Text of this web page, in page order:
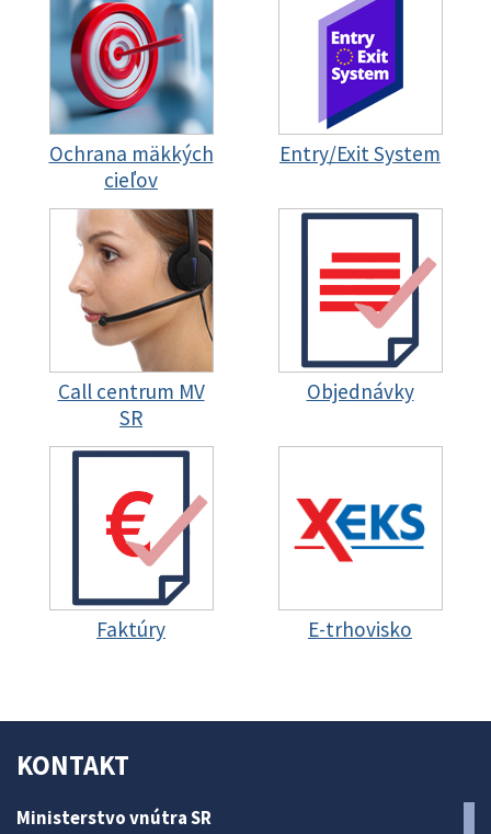
Ochrana mäkkých
cieľov
Entry/Exit System
Call centrum MV
SR
Objednávky
Faktúry E-trhovisko
KONTAKT
Ministerstvo vnútra SR